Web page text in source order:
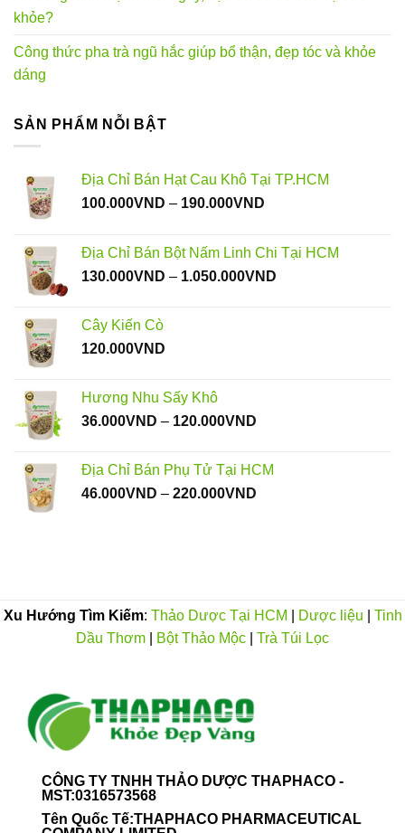
khỏe?
Công thức pha trà ngũ hắc giúp bổ thận, đẹp tóc và khỏe
dáng
SẢN PHẨM NỖI BẬT
Địa Chỉ Bán Hạt Cau Khô Tại TP.HCM
100.000VND – 190.000VND
100.000VND
đến
Địa Chỉ Bán Bột Nấm Linh Chi Tại HCM
130.000VND – 1.050.000VND
Cây Kiến Cò
120.000VND
Hương Nhu Sấy Khô
36.000VND – 120.000VND
36.000VND
Địa Chỉ Bán Phụ Tử Tại HCM
46.000VND – 220.000VND
Xu Hướng Tìm Kiếm: Thảo Dược Tại HCM Dược liệu
Tinh
Dầu Thơm
Bột Thảo Mộc Trà Túi Lọc
CÔNG TY TNHH THẢO DƯỢC THAPHACO -
MST:0316573568
Tên Quốc Tế:THAPHACO PHARMACEUTICAL